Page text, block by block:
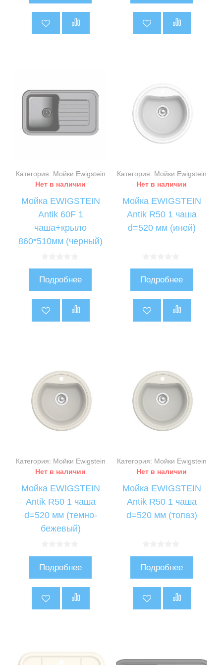
Категория: Мойки Ewigstein
Нет в наличии
Мойка EWIGSTEIN
Antik 60F 1
чаша+крыло
860*510мм (черный)
0
з
Подробнее
Категория: Мойки Ewigstein
Нет в наличии
Мойка EWIGSTEIN
Antik R50 1 чаша
d=520 мм (иней)
0
з
Подробнее
Категория: Мойки Ewigstein
Нет в наличии
Мойка EWIGSTEIN
Antik R50 1 чаша
d=520 мм (темно-
бежевый)
0
з
Подробнее
Категория: Мойки Ewigstein
Нет в наличии
Мойка EWIGSTEIN
Antik R50 1 чаша
d=520 мм (топаз)
0
з
Подробнее